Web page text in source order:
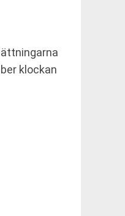
klockan